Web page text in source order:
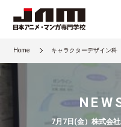
Home キャラクターデザイン科
7月7日(金）株式会